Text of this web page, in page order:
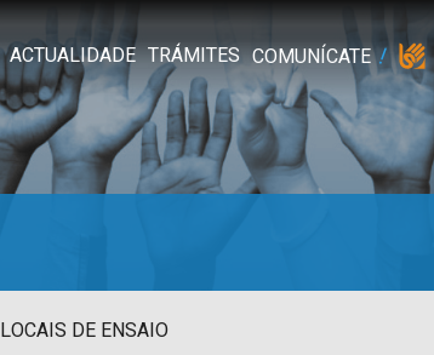
ACTUALIDADE TRÁMITES COMUNÍCATE
LOCAIS DE ENSAIO